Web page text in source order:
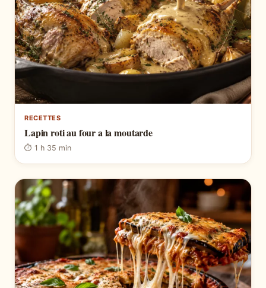
RECETTES
Lapin roti au four a la moutarde
⏱ 1 h 35 min